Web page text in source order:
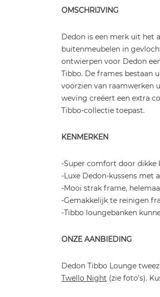
OMSCHRIJVING
Dedon is een merk uit het
buitenmeubelen in
ontwierpen voor Dedon
Tibbo. De frames bestaan
voorzien van raamwerken
weving creëert een extra
Tibbo-collectie toepast.
KENMERKEN
-Super comfort door dikke
-Luxe Dedon-kussens met
-Mooi strak frame,
-Gemakkelijk te reinigen
-Tibbo loungebanken
ONZE AANBIEDING
Dedon Tibbo Lounge
Twello Night (zie foto's).